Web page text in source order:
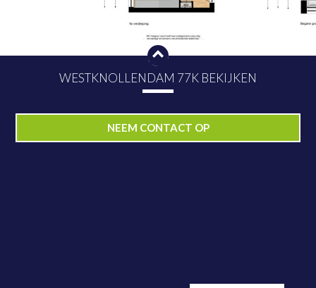
WESTKNOLLENDAM 77K BEKIJKEN
PLAN NU BEZICHTIGING
NEEM CONTACT OP